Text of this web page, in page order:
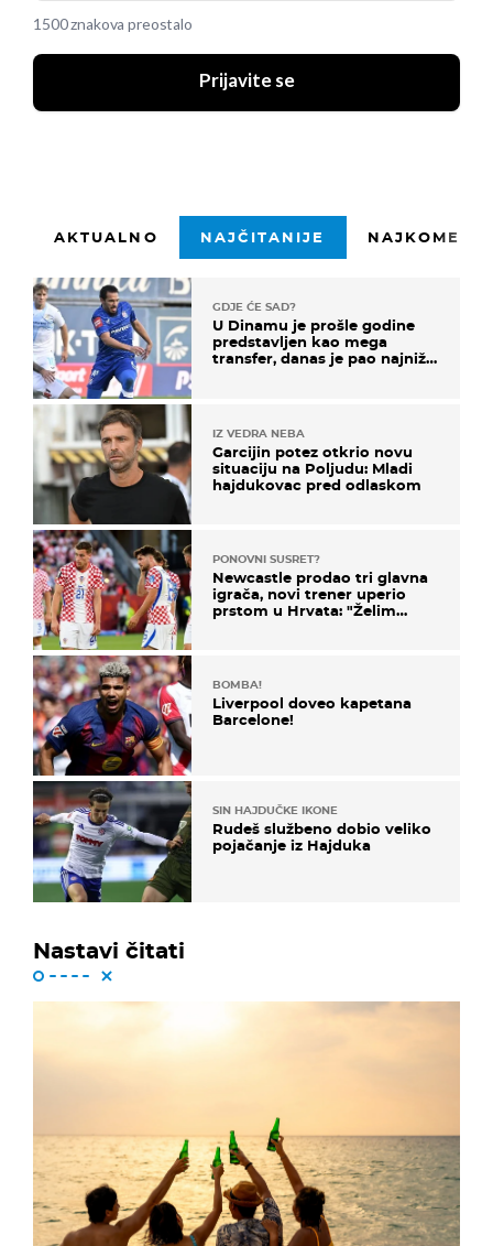
1500 znakova preostalo
Prijavite se
AKTUALNO NAJČITANIJE
GDJE ĆE SAD?
U Dinamu je prošle godine
predstavljen kao mega
transfer, danas je pao najniže
IZ VEDRA NEBA
Garcijin potez otkrio novu
situaciju na Poljudu: Mladi
hajdukovac pred odlaskom
PONOVNI SUSRET?
Newcastle prodao tri glavna
igrača, novi trener uperio
prstom u Hrvata: "Želim
BOMBA!
Liverpool doveo kapetana
Barcelone!
SIN HAJDUČKE IKONE
Rudeš službeno dobio veliko
pojačanje iz Hajduka
Nastavi čitati